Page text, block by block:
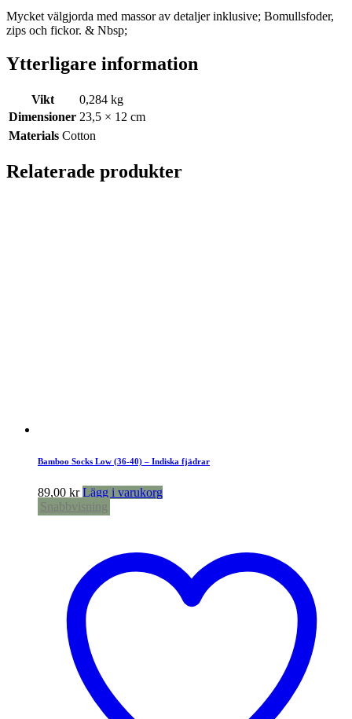
Mycket välgjorda med massor av detaljer inklusive; Bomullsfoder,
zips och fickor. & Nbsp;
Ytterligare information
Vikt
0,284 kg
Dimensioner 23,5 × 12 cm
Materials Cotton
Relaterade produkter
Bamboo Socks Low (36-40) – Indiska fjädrar
89,00 kr Lägg i varukorg
Snabbvisning